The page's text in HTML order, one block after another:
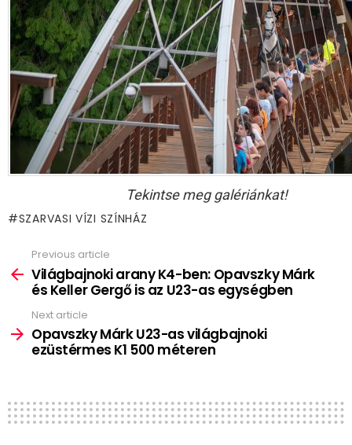
Tekintse meg galériánkat!
SZARVASI VÍZI SZÍNHÁZ
more
Previous article
Világbajnoki arany K4-ben: Opavszky Márk
és Keller Gergő is az U23-as egységben
Next article
Opavszky Márk U23-as világbajnoki
ezüstérmes K1 500 méteren